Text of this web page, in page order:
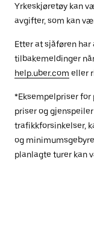
Yrkeskjøretøy kan
avgifter, som kan
Etter at sjåføren
tilbakemeldinger
help.uber.com eller
*Eksempelpriser for
priser og
trafikkforsinkelser,
og
planlagte turer kan